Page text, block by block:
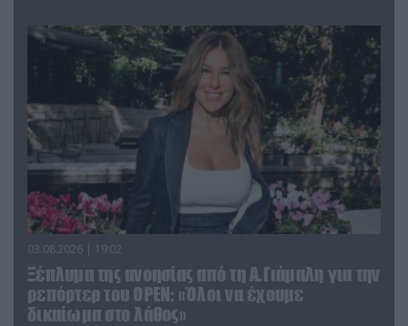
03.08.2026 | 19:02
Ξέπλυμα της ανοησίας από τη Α.Γιάμαλη για την
ρεπόρτερ του ΟΡΕΝ: «Όλοι να έχουμε
δικαίωμα στο λάθος»